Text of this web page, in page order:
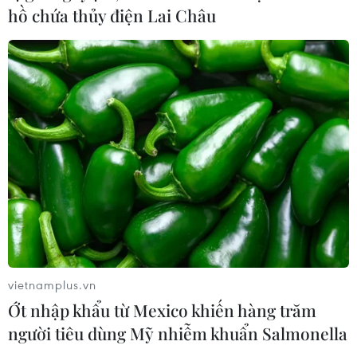
Bảo tàng Cát Tottori của Nhật
độc đáo
07/08/2026 02:14
Lần đầu Cà Mau tổ chức Lễ hội
Khinh khí cầu gắn với Ngày hội Văn
hóa di sản
07/08/2026 02:00
Bánh xèo tôm nhảy - món ăn phải
thử khi đến Quy Nhơn
07/08/2026 00:00
hồ chứa thủy điện Lai Châu
vietnamplus.vn
Ớt nhập khẩu từ Mexico khiến hàng trăm
người tiêu dùng Mỹ nhiễm khuẩn Salmonella